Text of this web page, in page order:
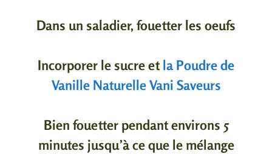
Dans un saladier, fouetter les oeufs
Incorporer le sucre etla Poudre de
Vanille Naturelle Vani Saveurs
Bien fouetter pendant environs 5
minutes jusqu’à ce que le mélange